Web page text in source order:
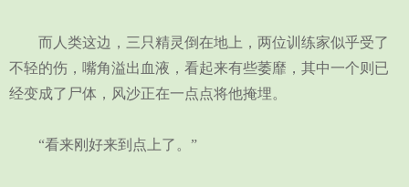
而人类这边，三只精灵倒在地上，两位训练家似乎受了
不轻的伤，嘴角溢出血液，看起来有些萎靡，其中一个则已
经变成了尸体，风沙正在一点点将他掩埋。
“看来刚好来到点上了。”